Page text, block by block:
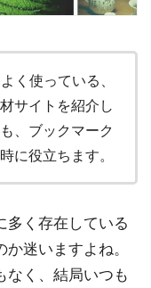
く使っている、
サイトを紹介し
、ブックマーク
に役立ちます。
多く存在している
迷いますよね。
なく、結局いつも